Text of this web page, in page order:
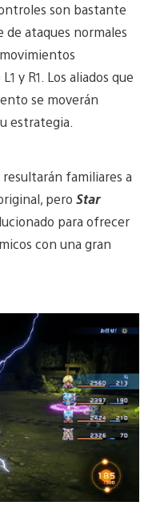
son bastante
de ataques normales
y R1. Los aliados que
se moverán
estrategia.
familiares a
pero Star
para ofrecer
con una gran